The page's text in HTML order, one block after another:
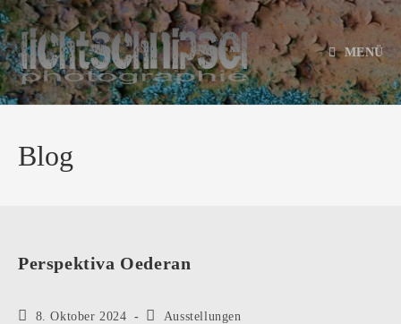
MENÜ
Blog
Perspektiva Oederan
8. Oktober 2024 Ausstellungen